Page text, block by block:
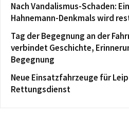
Nach Vandalismus-Schaden:
Hahnemann-Denkmals wird
Tag der Begegnung an der
verbindet Geschichte,
Begegnung
Neue Einsatzfahrzeuge für
Rettungsdienst